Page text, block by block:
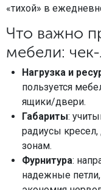
«тихой» в
Что важно
мебели:
Нагрузка и
пользуется
ящики/двери.
Габариты:
радиусы
зонам.
Фурнитура:
надежные